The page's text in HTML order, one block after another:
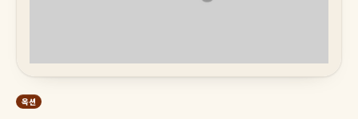
옥션